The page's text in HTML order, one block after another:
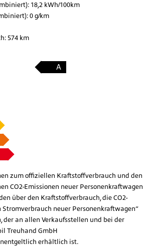
18,2 kWh/100km
0 g/km
574 km
A
zum offiziellen Kraftstoffverbrauch und den
CO2-Emissionen neuer Personenkraftwagen
über den Kraftstoffverbrauch, die CO2-
Stromverbrauch neuer Personenkraftwagen“
der an allen Verkaufsstellen und bei der
Treuhand GmbH
erhältlich ist.